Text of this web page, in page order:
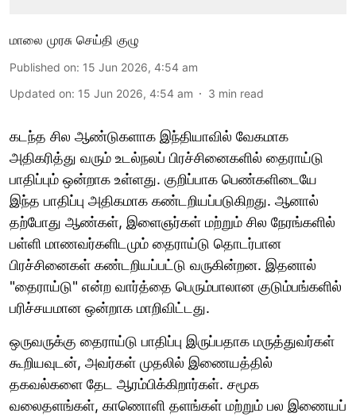
மாலை முரசு செய்தி குழு
Published on: 15 Jun 2026, 4:54 am
Updated on: 15 Jun 2026, 4:54 am 3 min read
கடந்த சில ஆண்டுகளாக இந்தியாவில் வேகமாக
அதிகரித்து வரும் உடல்நலப் பிரச்சினைகளில் தைராய்டு
பாதிப்பும் ஒன்றாக உள்ளது. குறிப்பாக பெண்களிடையே
இந்த பாதிப்பு அதிகமாக கண்டறியப்படுகிறது. ஆனால்
தற்போது ஆண்கள், இளைஞர்கள் மற்றும் சில நேரங்களில்
பள்ளி மாணவர்களிடமும் தைராய்டு தொடர்பான
பிரச்சினைகள் கண்டறியப்பட்டு வருகின்றன. இதனால்
"தைராய்டு" என்ற வார்த்தை பெரும்பாலான குடும்பங்களில்
பரிச்சயமான ஒன்றாக மாறிவிட்டது.
ஒருவருக்கு தைராய்டு பாதிப்பு இருப்பதாக மருத்துவர்கள்
கூறியவுடன், அவர்கள் முதலில் இணையத்தில்
தகவல்களை தேட ஆரம்பிக்கிறார்கள். சமூக
வலைதளங்கள், காணொளி தளங்கள் மற்றும் பல இணையப்